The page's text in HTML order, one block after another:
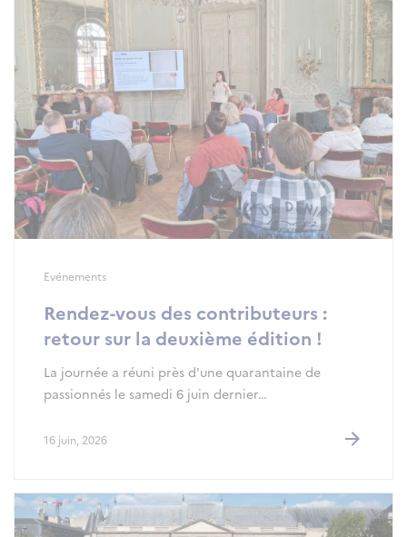
Rendez-vous des contributeurs :
retour sur la deuxième édition !
Evénements
La journée a réuni près d'une quarantaine de
passionnés le samedi 6 juin dernier…
16 juin, 2026